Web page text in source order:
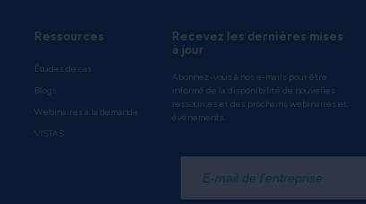
Ressources
Études de cas
Blogs
Webinaires à la demande
VISTAS
Recevez les dernières mises
à jour
Abonnez-vous à nos e-mails pour être
informé de la disponibilité de nouvelles
ressources et des prochains webinaires et
événements.